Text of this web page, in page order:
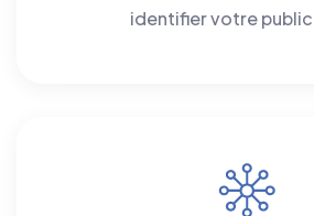
identifier votre